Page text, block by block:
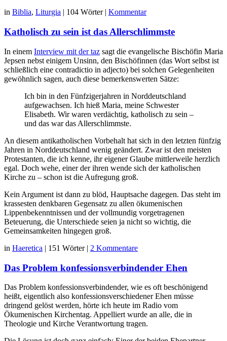
in Biblia, Liturgia | 104 Wörter | Kommentar
Katholisch zu sein ist das Allerschlimmste
In einem Interview mit der taz sagt die evangelische Bischöfin Maria
Jepsen nebst einigem Unsinn, den Bischöfinnen (das Wort selbst ist
schließlich eine contradictio in adjecto) bei solchen Gelegenheiten
gewöhnlich sagen, auch diese bemerkenswerten Sätze:
Ich bin in den Fünfzigerjahren in Norddeutschland
aufgewachsen. Ich hieß Maria, meine Schwester
Elisabeth. Wir waren verdächtig, katholisch zu sein –
und das war das Allerschlimmste.
An diesem antikatholischen Vorbehalt hat sich in den letzten fünfzig
Jahren in Norddeutschland wenig geändert. Zwar ist den meisten
Protestanten, die ich kenne, ihr eigener Glaube mittlerweile herzlich
egal. Doch wehe, einer der ihren wende sich der katholischen
Kirche zu – schon ist die Aufregung groß.
Kein Argument ist dann zu blöd, Hauptsache dagegen. Das steht im
krassesten denkbaren Gegensatz zu allen ökumenischen
Lippenbekenntnissen und der vollmundig vorgetragenen
Beteuerung, die Unterschiede seien ja nicht so wichtig, die
Gemeinsamkeiten hingegen groß.
in Haeretica | 151 Wörter | 2 Kommentare
Das Problem konfessionsverbindender Ehen
Das Problem konfessionsverbindender, wie es oft beschönigend
heißt, eigentlich also konfessionsverschiedener Ehen müsse
dringend gelöst werden, hörte ich heute im Radio vom
Ökumenischen Kirchentag. Appelliert wurde an alle, die in
Theologie und Kirche Verantwortung tragen.